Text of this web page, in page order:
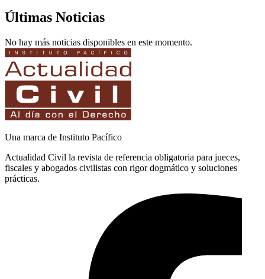
Últimas Noticias
No hay más noticias disponibles en este momento.
Una marca de Instituto Pacífico
Actualidad Civil la revista de referencia obligatoria para jueces,
fiscales y abogados civilistas con rigor dogmático y soluciones
prácticas.